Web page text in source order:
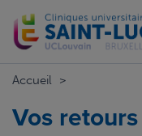
au
contenu
Accueil
Vos retours